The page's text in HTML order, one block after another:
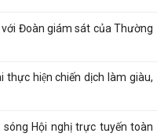
với Đoàn giám sát của Thường
thực hiện chiến dịch làm giàu,
Hội nghị trực tuyến toàn